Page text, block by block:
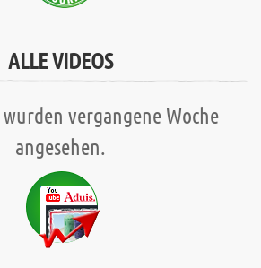
ALLE VIDEOS
vergangene Woche
angesehen.